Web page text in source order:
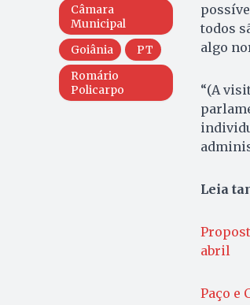
Câmara
Municipal
Goiânia
PT
Romário
Policarpo
todos
algo
“(A
Leia
abril
Paço e